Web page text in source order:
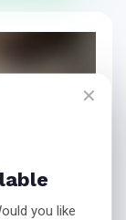
✕
you like